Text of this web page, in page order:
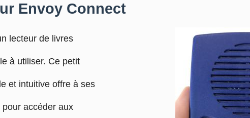
Envoy Connect
lecteur de livres
à utiliser. Ce petit
et intuitive offre à ses
accéder aux